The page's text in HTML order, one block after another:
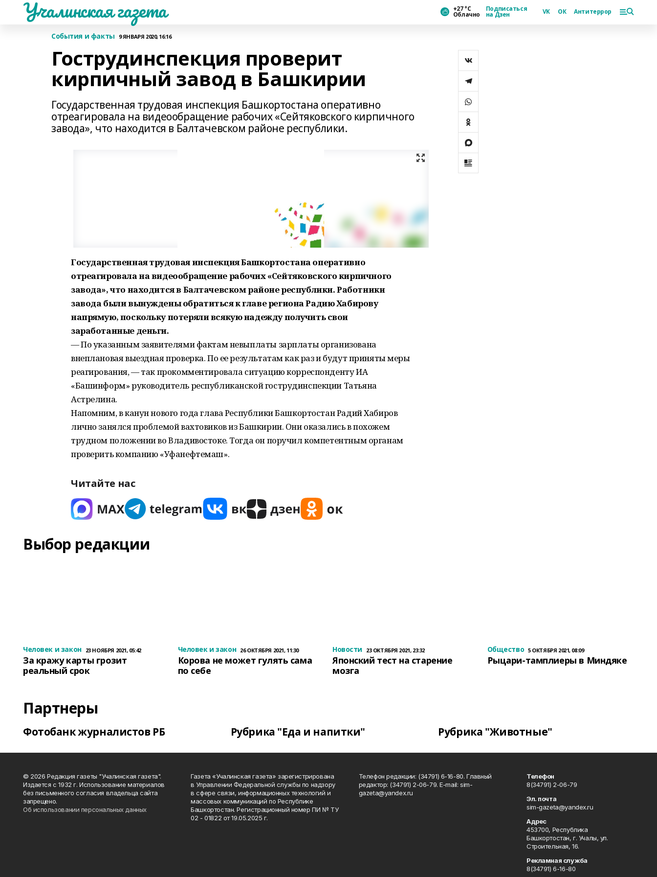
Учалинская газета +27 °С
Облачно
Подписаться
на Дзен VK ОК Антитеррор
События и факты 9 ЯНВАРЯ 2020, 16:16
Гострудинспекция проверит
кирпичный завод в Башкирии
Государственная трудовая инспекция Башкортостана оперативно
отреагировала на видеообращение рабочих «Сейтяковского кирпичного
завода», что находится в Балтачевском районе республики.
Государственная трудовая инспекция Башкортостана оперативно
отреагировала на видеообращение рабочих «Сейтяковского кирпичного
завода», что находится в Балтачевском районе республики. Работники
завода были вынуждены обратиться к главе региона Радию Хабирову
напрямую, поскольку потеряли всякую надежду получить свои
заработанные деньги.
— По указанным заявителями фактам невыплаты зарплаты организована
внеплановая выездная проверка. По ее результатам как раз и будут приняты меры
реагирования, — так прокомментировала ситуацию корреспонденту ИА
«Башинформ» руководитель республиканской гострудинспекции Татьяна
Астрелина.
Напомним, в канун нового года глава Республики Башкортостан Радий Хабиров
лично занялся проблемой вахтовиков из Башкирии. Они оказались в похожем
трудном положении во Владивостоке. Тогда он поручил компетентным органам
проверить компанию «Уфанефтемаш».
Читайте нас
Выбор редакции
Человек и закон 23 НОЯБРЯ 2021, 05:42
За кражу карты грозит
реальный срок
Человек и закон 26 ОКТЯБРЯ 2021, 11:30
Корова не может гулять сама
по себе
Новости 23 ОКТЯБРЯ 2021, 23:32
Японский тест на старение
мозга
Общество 5 ОКТЯБРЯ 2021, 08:09
Рыцари-тамплиеры в Миндяке
Партнеры
Фотобанк журналистов РБ Рубрика "Еда и напитки" Рубрика "Животные"
© 2026 Редакция газеты "Учалинская газета".
Издается с 1932 г. Использование материалов
без письменного согласия владельца сайта
запрещено.
Об использовании персональных данных
Газета «Учалинская газета» зарегистрирована
в Управлении Федеральной службы по надзору
в сфере связи, информационных технологий и
массовых коммуникаций по Республике
Башкортостан. Регистрационный номер ПИ № ТУ
02 - 01822 от 19.05.2025 г.
Телефон редакции: (34791) 6-16-80. Главный
редактор: (34791) 2-06-79. Е-mаil: sim-
gazeta@yandex.ru
Телефон
8(34791) 2-06-79
Эл. почта
sim-gazeta@yandex.ru
Адрес
453700, Республика
Башкортостан, г. Учалы, ул.
Строительная, 16.
Рекламная служба
8(34791) 6-16-80